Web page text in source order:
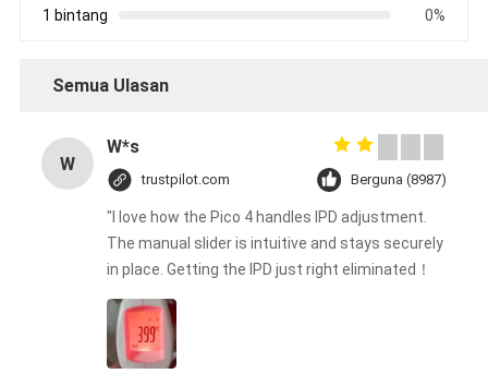
1 bintang
0%
Semua Ulasan
W
W*s
trustpilot.com Berguna (8987)
"I love how the Pico 4 handles IPD adjustment.
The manual slider is intuitive and stays securely
in place. Getting the IPD just right eliminated！